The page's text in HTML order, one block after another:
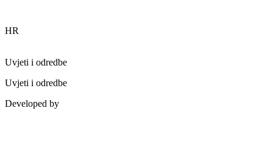
HR
Uvjeti i odredbe
Uvjeti i odredbe
Developed by